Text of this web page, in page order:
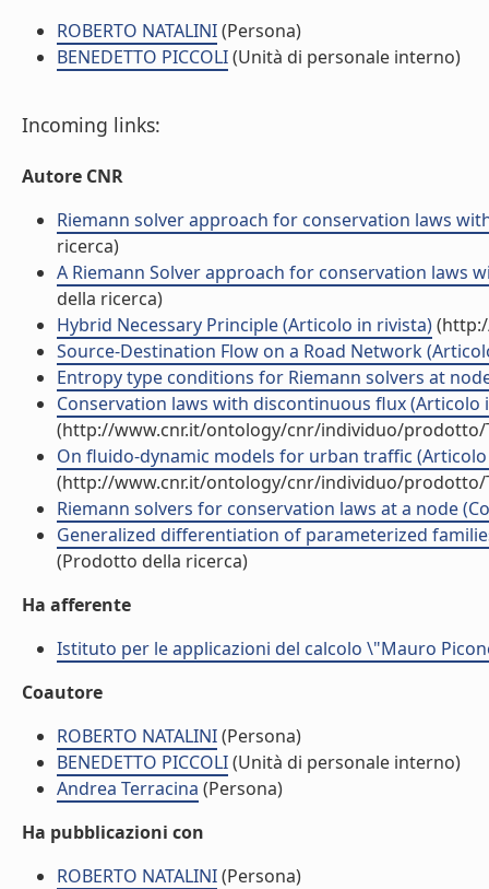
ROBERTO NATALINI(Persona)
BENEDETTO PICCOLI(Unità di personale interno)
Incoming links:
Autore CNR
Riemann solver approach for conservation laws
ricerca)
A Riemann Solver approach for conservation laws
della ricerca)
Hybrid Necessary Principle (Articolo in rivista)
Source-Destination Flow on a Road Network
Entropy type conditions for Riemann solvers at
Conservation laws with discontinuous flux (Articolo
(http://www.cnr.it/ontology/cnr/individuo/prodotto/
On fluido-dynamic models for urban traffic
(http://www.cnr.it/ontology/cnr/individuo/prodotto/
Riemann solvers for conservation laws at a node
Generalized differentiation of parameterized
(Prodotto della ricerca)
Ha afferente
Istituto per le applicazioni del calcolo \"Mauro
Coautore
ROBERTO NATALINI(Persona)
BENEDETTO PICCOLI(Unità di personale interno)
Andrea Terracina (Persona)
Ha pubblicazioni con
ROBERTO NATALINI(Persona)